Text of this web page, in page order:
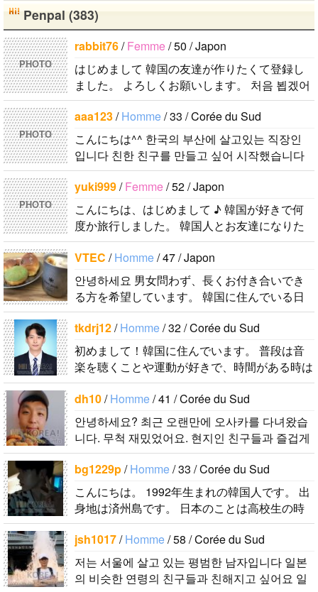
れの韓国人で
す。 出身地
は済州島で
す。 日本の
ことは高校生
の時から興味
を持ちまし
た。 日本の
好きなところ
は文化や食べ
物です。 特
に街の雰囲気
が..
범한 남자입
니다 일본의
비슷한 연령
친해지고 싶
어요 일본에
가면 좋은 곳
면 감사하겠
습니다 반대
로 한국에 오
시면 가이드
해 드릴..
前はイナで
す。今日本語
を勉強してい
ます。。。だ
から日本人の
友達を作りた
いです。よろ
します..
います。 ​普
段は音楽を聴
が好きで、時
間がある時は
釣りに行くの
が本当に大好
はいい釣りス
ポットを探し
ddung_e/Ho
mme/ 29 / Co
rée du Sud
日本の文化や
日常に興味が
あったので、
ペンパルを始
めました。
日本語を少し
ずつ勉強して
いるので、自
然に会話しな
がら実力を伸
ばしたいで
す。 もちろ
ん、私も韓国
文化や韓国..
Penpal (383)
PHOTO
rabbit76/Femme/ 50 / Japon
はじめまして 韓国の友達が作りたくて登録し
ました。 よろしくお願いします。 처음 뵙겠어
요. 한국 친구를 만들고 싶어서 등록했습니다. 잘
부탁드려요. 번역기 사용하고 있습..
PHOTO
aaa123/Homme/ 33 / Corée du Sud
こんにちは^^ 한국의 부산에 살고있는 직장인
입니다 친한 친구를 만들고 싶어 시작했습니다
괜찮으면 연락해주세요 よろしくお願いします..
PHOTO
yuki999/Femme/ 52 / Japon
こんにちは、はじめまして ♪ 韓国が好きで何
度か旅行しました。 韓国人とお友達になりた
くて登録しました。よろしくお願いします^..
VTEC /Homme/ 47 / Japon
안녕하세요 男女問わず、長くお付き合いでき
る方を希望しています。 韓国に住んでいる日
本人男性です。 ハングルは幼稚園児以下のレ
ベルですが、少しずつ勉強しています。 音..
tkdrj12/Homme/ 32 / Corée du Sud
初めまして！韓国に住んでいます。 ​普段は音
楽を聴くことや運動が好きで、時間がある時は
釣りに行くのが本当に大好きです。最近はいい
釣りスポットを探したり、ノリのいい音..
dh10/Homme/ 41 / Corée du Sud
안녕하세요? 최근 오랜만에 오사카를 다녀왔습
니다. 무척 재밌었어요. 현지인 친구들과 즐겁게
대화를 하고 싶습니다. 연락주..
bg1229p/Homme/ 33 / Corée du Sud
こんにちは。 1992年生まれの韓国人です。 出
身地は済州島です。 日本のことは高校生の時
から興味を持ちました。 日本の好きなところ
は文化や食べ物です。 特に街の雰囲気が..
jsh1017/Homme/ 58 / Corée du Sud
저는 서울에 살고 있는 평범한 남자입니다 일본
의 비슷한 연령의 친구들과 친해지고 싶어요 일